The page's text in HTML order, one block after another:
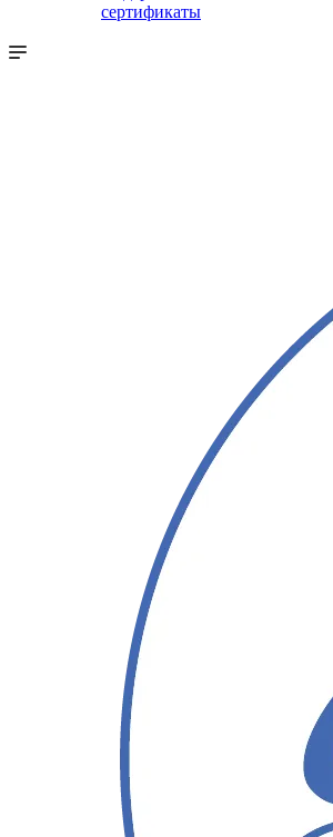
сертификаты